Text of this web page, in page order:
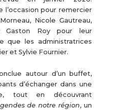
l’occasion pour remercier
Nicole Gautreau,
Gaston Roy pour leur
que les administratrices
et Sylvie Fournier.
autour d’un buffet,
d’échanger dans une
tout en découvrant
de notre région, un